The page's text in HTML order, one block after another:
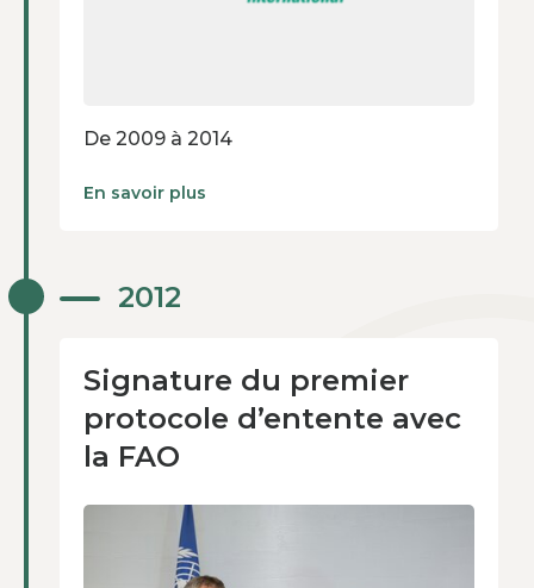
De 2009 à 2014
En savoir plus
2012
Signature du premier
protocole d’entente avec
la FAO